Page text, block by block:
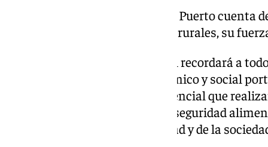
Germán Beardo subraya que “El Puerto cuenta
que pone en valor a las mujeres rurales, su
Esta plaza ubicada en calle Real recordará a
mujer rural en el avance económico y social
agradecimiento a la función esencial que
primarios, como garantía de la seguridad
desarrollo sostenible de la ciudad y de la